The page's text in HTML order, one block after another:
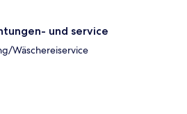
und service
Wäschereiservice